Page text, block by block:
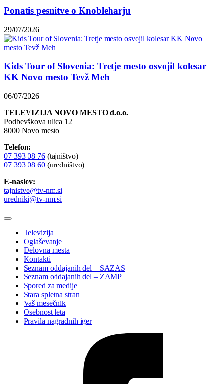
Ponatis pesnitve o Knobleharju
29/07/2026
Kids Tour of Slovenia: Tretje mesto osvojil kolesar
KK Novo mesto Tevž Meh
06/07/2026
TELEVIZIJA NOVO MESTO d.o.o.
Podbevškova ulica 12
8000 Novo mesto
Telefon:
07 393 08 76 (tajništvo)
07 393 08 60 (uredništvo)
E-naslov:
tajnistvo@tv-nm.si
uredniki@tv-nm.si
Televizija
Oglaševanje
Delovna mesta
Kontakti
Seznam oddajanih del – SAZAS
Seznam oddajanih del – ZAMP
Spored za medije
Stara spletna stran
Vaš mesečnik
Osebnost leta
Pravila nagradnih iger